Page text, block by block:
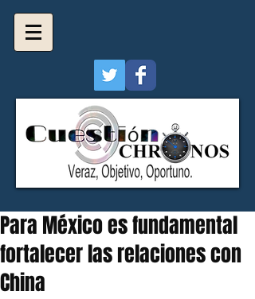
Para México es fundamental
fortalecer las relaciones con
China